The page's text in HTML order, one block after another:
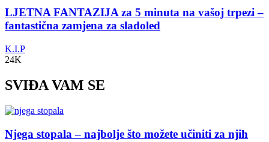
LJETNA FANTAZIJA za 5 minuta na vašoj trpezi –
fantastična zamjena za sladoled
K.I.P
24K
SVIĐA VAM SE
Njega stopala – najbolje što možete učiniti za njih